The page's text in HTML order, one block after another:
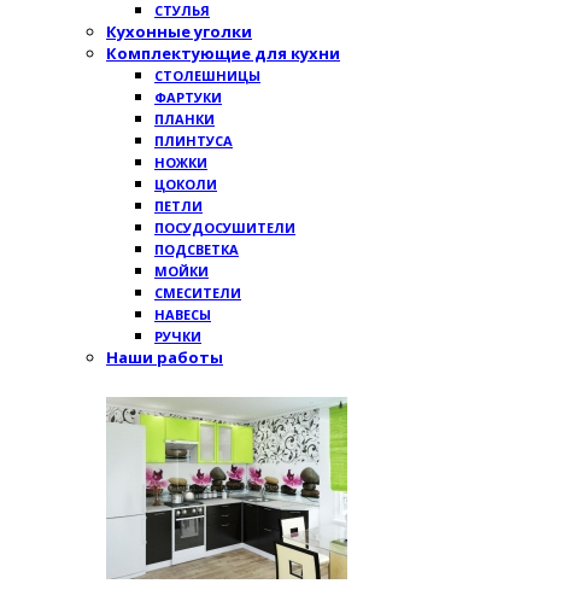
СТУЛЬЯ
Кухонные уголки
Комплектующие для кухни
СТОЛЕШНИЦЫ
ФАРТУКИ
ПЛАНКИ
ПЛИНТУСА
НОЖКИ
ЦОКОЛИ
ПЕТЛИ
ПОСУДОСУШИТЕЛИ
ПОДСВЕТКА
МОЙКИ
СМЕСИТЕЛИ
НАВЕСЫ
РУЧКИ
Наши работы